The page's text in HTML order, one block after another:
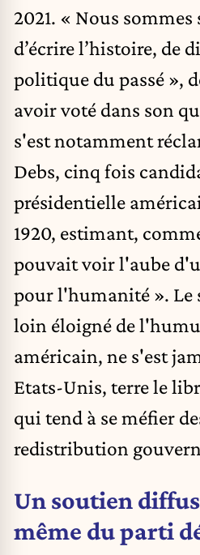
2021. « Nous
d’écrire l’histoire, de
politique du passé »,
avoir voté dans son
s'est notamment
Debs, cinq fois
présidentielle
1920, estimant,
pouvait voir l'aube
pour l'humanité ». Le
loin éloigné de
américain, ne s'est
Etats-Unis, terre le
qui tend à se méfier
redistribution
Un soutien
même du parti